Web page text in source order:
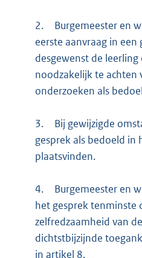
2.
Burgemeester en
eerste aanvraag in
desgewenst de
noodzakelijk te achten
onderzoeken als
3.
Bij gewijzigde
gesprek als bedoeld
plaatsvinden.
4.
Burgemeester en
het gesprek tenminste
zelfredzaamheid van
dichtstbijzijnde
in artikel 8.